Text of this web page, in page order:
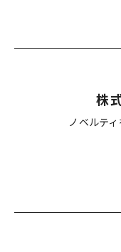
株
ノベルティ